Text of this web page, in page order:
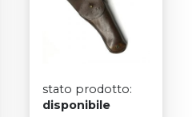
stato prodotto:
disponibile